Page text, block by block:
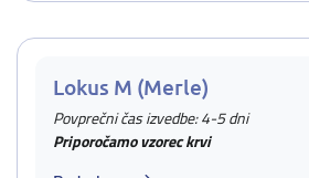
Lokus M (Merle)
Povprečni čas izvedbe: 4-5 dni
Priporočamo vzorec krvi